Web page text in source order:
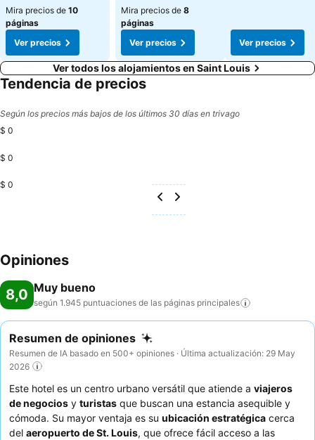
Mira precios de 10
páginas
Ver precios
Mira precios de 8
páginas
Ver precios
Ver precios
Ver todos los alojamientos en Saint Louis
Tendencia de precios
Según los precios más bajos de los últimos 30 días en trivago
$ 0
$ 0
$ 0
Opiniones
8,0 Muy bueno
según 1.945 puntuaciones de las páginas principales
Resumen de opiniones
Resumen de IA basado en 500+ opiniones · Última actualización: 29 May
2026
Este hotel es un centro urbano versátil que atiende a viajeros
de negocios y turistas que buscan una estancia asequible y
cómoda. Su mayor ventaja es su ubicación estratégica cerca
del aeropuerto de St. Louis, que ofrece fácil acceso a las